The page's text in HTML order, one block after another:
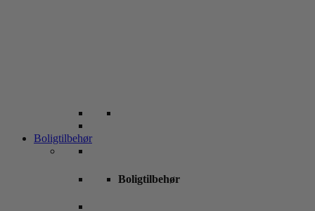
Boligtilbehør
Boligtilbehør